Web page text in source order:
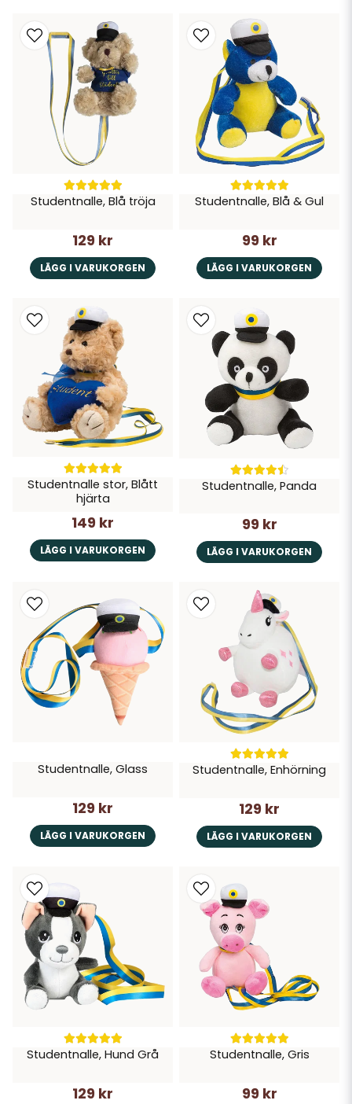
Studentnalle, Blå tröja
129 kr
LÄGG I VARUKORGEN
Studentnalle, Blå & Gul
99 kr
LÄGG I VARUKORGEN
Studentnalle stor, Blått
hjärta
149 kr
LÄGG I VARUKORGEN
Studentnalle, Panda
99 kr
LÄGG I VARUKORGEN
Studentnalle, Glass
129 kr
LÄGG I VARUKORGEN
Studentnalle, Enhörning
129 kr
LÄGG I VARUKORGEN
Studentnalle, Hund Grå
129 kr
Studentnalle, Gris
99 kr